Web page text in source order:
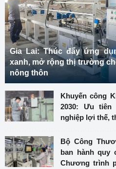
Gia Lai: Thúc đẩy ứng
xanh, mở rộng thị trường
nông thôn
Khuyến công
2030: Ưu
nghiệp lợi thế,
Bộ Công
ban hành quy
Chương trình